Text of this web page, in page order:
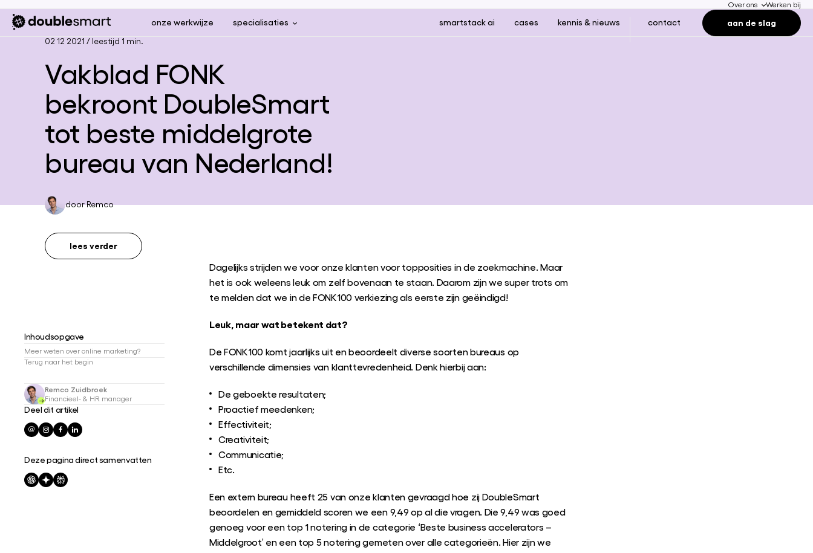
Over ons Werken bij
onze werkwijze specialisaties smartstack ai cases kennis & nieuws contact
aan de slag
02 12 2021/ leestijd 1 min.
Vakblad FONK
bekroont DoubleSmart
tot beste middelgrote
bureau van Nederland!
doorRemco
lees verder
Inhoudsopgave
Meer weten over online marketing?
Terug naar het begin
Remco Zuidbroek
Financieel- & HR manager
Deel dit artikel
Deze pagina direct samenvatten
Dagelijks strijden we voor onze klanten voor topposities in de zoekmachine. Maar
het is ook weleens leuk om zelf bovenaan te staan. Daarom zijn we super trots om
te melden dat we in de FONK100 verkiezing als eerste zijn geëindigd!
Leuk, maar wat betekent dat?
De FONK100 komt jaarlijks uit en beoordeelt diverse soorten bureaus op
verschillende dimensies van klanttevredenheid. Denk hierbij aan:
De geboekte resultaten;
Proactief meedenken;
Effectiviteit;
Creativiteit;
Communicatie;
Etc.
Een extern bureau heeft 25 van onze klanten gevraagd hoe zij DoubleSmart
beoordelen en gemiddeld scoren we een 9,49 op al die vragen. Die 9,49 was goed
genoeg voor een top 1 notering in de categorie ‘Beste business accelerators –
Middelgroot’ en een top 5 notering gemeten over alle categorieën. Hier zijn we